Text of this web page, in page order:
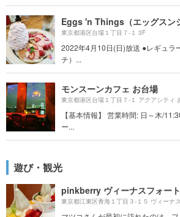
Eggs 'n Things（エッグスン
東京都港区台場１丁目７-１ 3F
2022年4月10日(日)放送 ●レギュラ
チ）...
モンスーンカフェ お台場
東京都港区台場１丁目７-１ アクアシティ
【基本情報】 営業時間: 日～木/
ー...
遊び・観光
pinkberry ヴィーナスフォー
東京都江東区青海１丁目３-１５ ヴィーナ